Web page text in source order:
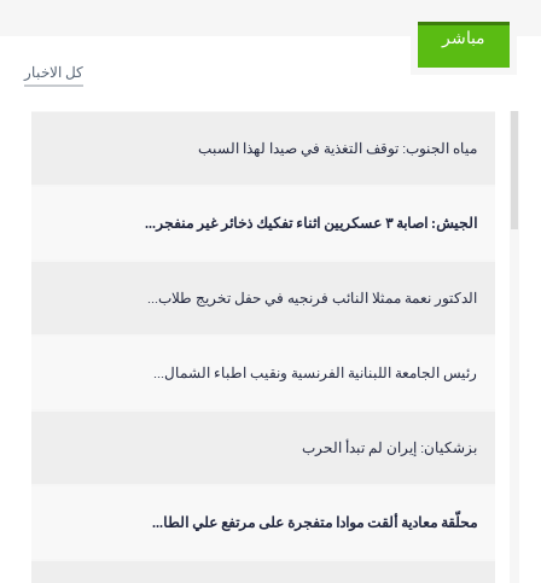
مباشر
كل الاخبار
مياه الجنوب: توقف التغذية في صيدا لهذا السبب
الجيش: اصابة ٣ عسكريين اثناء تفكيك ذخائر غير منفجر...
الدكتور نعمة ممثلا النائب فرنجيه في حفل تخريج طلاب...
رئيس الجامعة اللبنانية الفرنسية ونقيب اطباء الشمال...
بزشكيان: إيران لم تبدأ الحرب
محلّقة معادية ألقت موادا متفجرة على مرتفع علي الطا...